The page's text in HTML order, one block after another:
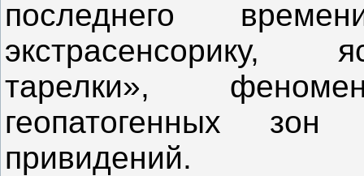
последнего
экстрасенсорику,
тарелки»,
геопатогенных
привидений.